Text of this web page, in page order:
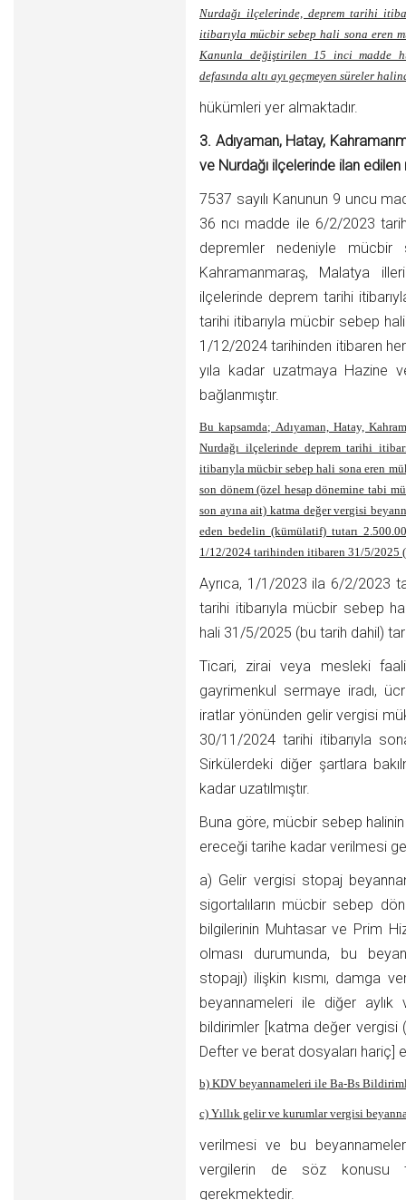
Nurdağı ilçelerinde, deprem tarihi
itibarıyla mücbir sebep hali sona eren
Kanunla değiştirilen 15 inci madde
defasında altı ayı geçmeyen süreler
hükümleri yer almaktadır.
3. Adıyaman, Hatay,
ve Nurdağı ilçelerinde ilan
7537 sayılı Kanunun 9 uncu
36 ncı madde ile 6/2/2023
depremler nedeniyle mücbir
Kahramanmaraş, Malatya
ilçelerinde deprem tarihi
tarihi itibarıyla mücbir sebep
1/12/2024 tarihinden itibaren
yıla kadar uzatmaya Hazine
bağlanmıştır.
Bu kapsamda; Adıyaman, Hatay,
Nurdağı ilçelerinde deprem tarihi
itibarıyla mücbir sebep hali sona eren
son dönem (özel hesap dönemine tabi
son ayına ait) katma değer vergisi
eden bedelin (kümülatif) tutarı
1/12/2024 tarihinden itibaren 31/5/2025
Ayrıca, 1/1/2023 ila 6/2/2023
tarihi itibarıyla mücbir sebep
hali 31/5/2025 (bu tarih dahil)
Ticari, zirai veya mesleki
gayrimenkul sermaye iradı,
iratlar yönünden gelir vergisi
30/11/2024 tarihi itibarıyla
Sirkülerdeki diğer şartlara
kadar uzatılmıştır.
Buna göre, mücbir sebep
ereceği tarihe kadar verilmesi
a) Gelir vergisi stopaj
sigortalıların mücbir sebep
bilgilerinin Muhtasar ve Prim
olması durumunda, bu
stopajı) ilişkin kısmı, damga
beyannameleri ile diğer
bildirimler [katma değer vergisi
Defter ve berat dosyaları hariç]
b) KDV beyannameleri ile Ba-Bs
c) Yıllık gelir ve kurumlar vergisi
verilmesi ve bu
vergilerin de söz konusu
gerekmektedir.